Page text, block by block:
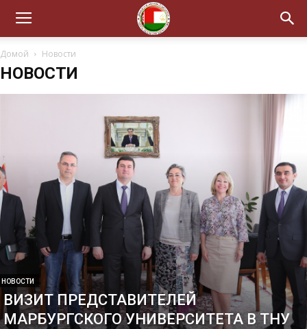
Домой Новости
НОВОСТИ
НОВОСТИ
ВИЗИТ ПРЕДСТАВИТЕЛЕЙ
МАРБУРГСКОГО УНИВЕРСИТЕТА В ТНУ